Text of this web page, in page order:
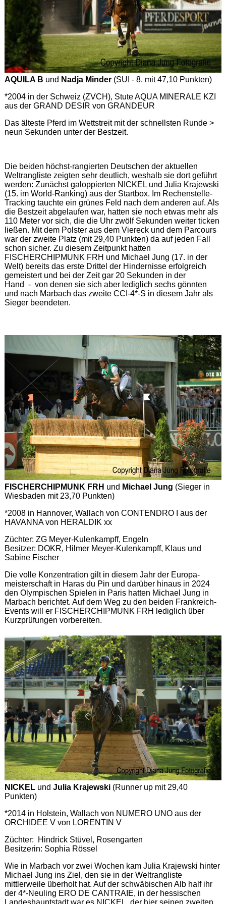
AQUILA B und Nadja Minder(SUI - 8. mit 47,10 Punkten)
*2004 in der Schweiz (ZVCH), Stute AQUA MINERALE KZI
aus der GRAND DESIR von GRANDEUR
Das älteste Pferd im Wettstreit mit der schnellsten Runde >
neun Sekunden unter der Bestzeit.
Die beiden höchst-rangierten Deutschen der aktuellen
Weltrangliste zeigten sehr deutlich, weshalb sie dort geführt
werden: Zunächst galoppierten NICKEL und Julia Krajewski
(15. im World-Ranking) aus der Startbox. Im Rechenstelle-
Tracking tauchte ein grünes Feld nach dem anderen auf. Als
die Bestzeit abgelaufen war, hatten sie noch etwas mehr als
110 Meter vor sich, die die Uhr zwölf Sekunden weiter ticken
ließen. Mit dem Polster aus dem Viereck und dem Parcours
war der zweite Platz (mit 29,40 Punkten) da auf jeden Fall
schon sicher. Zu diesem Zeitpunkt hatten
FISCHERCHIPMUNK FRH und Michael Jung (17. in der
Welt) bereits das erste Drittel der Hindernisse erfolgreich
gemeistert und bei der Zeit gar 20 Sekunden in der
Hand - von denen sie sich aber lediglich sechs gönnten
und nach Marbach das zweite CCI-4*-S in diesem Jahr als
Sieger beendeten.
FISCHERCHIPMUNK FRH und Michael Jung (Sieger in
Wiesbaden mit 23,70 Punkten)
*2008 in Hannover, Wallach von CONTENDRO I aus der
HAVANNA von HERALDIK xx
Züchter: ZG Meyer-Kulenkampff, Engeln
Besitzer: DOKR, Hilmer Meyer-Kulenkampff, Klaus und
Sabine Fischer
Die volle Konzentration gilt in diesem Jahr der Europa-
meisterschaft in Haras du Pin und darüber hinaus in 2024
den Olympischen Spielen in Paris hatten Michael Jung in
Marbach berichtet. Auf dem Weg zu den beiden Frankreich-
Events will er FISCHERCHIPMUNK FRH lediglich über
Kurzprüfungen vorbereiten.
NICKELund Julia Krajewski(Runner up mit 29,40
Punkten)
*2014 in Holstein, Wallach von NUMERO UNO aus der
ORCHIDEE V von LORENTIN V
Züchter: Hindrick Stüvel, Rosengarten
Besitzerin: Sophia Rössel
Wie in Marbach vor zwei Wochen kam Julia Krajewski hinter
Michael Jung ins Ziel, den sie in der Weltrangliste
mittlerweile überholt hat. Auf der schwäbischen Alb half ihr
der 4*-Neuling ERO DE CANTRAIE, in der hessischen
Landeshauptstadt war es NICKEL, der hier seinen zweiten